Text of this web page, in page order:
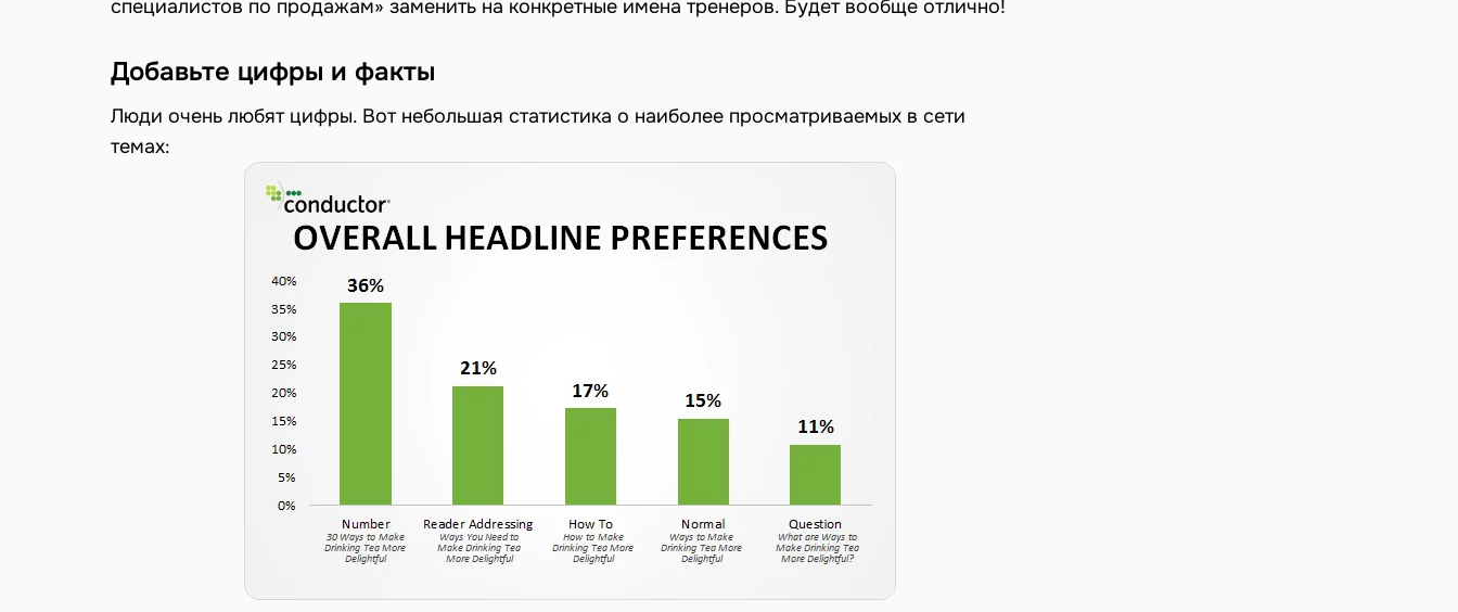
специалистов по продажам» заменить на конкретные имена тренеров. Будет вообще отлично!
Добавьте цифры и факты
Люди очень любят цифры. Вот небольшая статистика о наиболее просматриваемых в сети
темах: